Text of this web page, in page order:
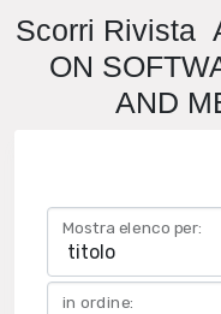
Scorri Rivista
ON
AND
Mostra elenco per:
in ordine: